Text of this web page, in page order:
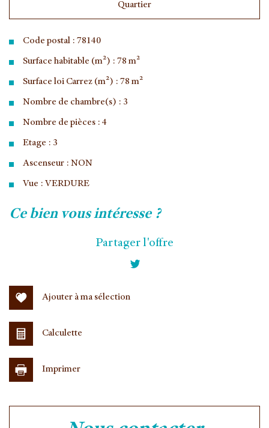
Quartier
Code postal : 78140
Surface habitable (m²) : 78 m²
Surface loi Carrez (m²) : 78 m²
Nombre de chambre(s) : 3
Nombre de pièces : 4
Etage : 3
Ascenseur : NON
Vue : VERDURE
la ville de vélizy-villacoublay (78140)
ce bien vous intéresse ?
Partager l'offre
Ajouter à ma sélection
Calculette
Imprimer